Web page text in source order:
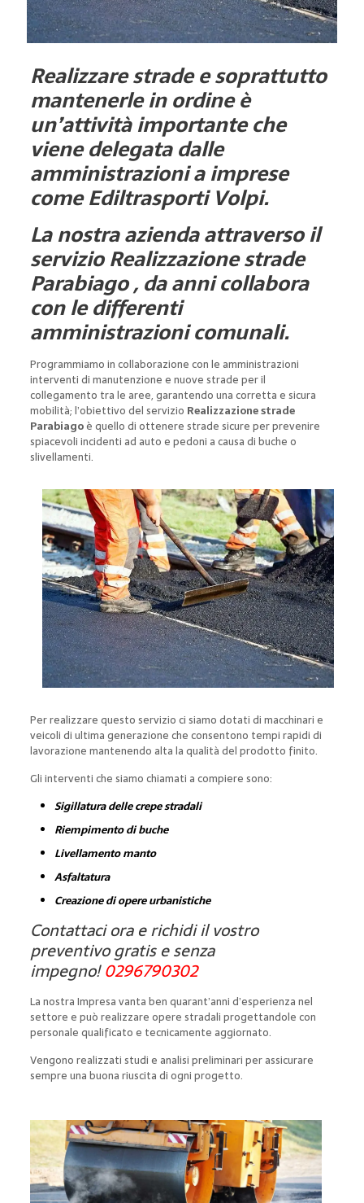
Realizzare strade e soprattutto
mantenerle in ordine è
un’attività importante che
viene delegata dalle
amministrazioni a imprese
come Ediltrasporti Volpi.
La nostra azienda attraverso il
servizio Realizzazione strade
Parabiago , da anni collabora
con le differenti
amministrazioni comunali.
Programmiamo in collaborazione con le amministrazioni
interventi di manutenzione e nuove strade per il
collegamento tra le aree, garantendo una corretta e sicura
mobilità; l’obiettivo del servizio Realizzazione strade
Parabiagoè quello di ottenere strade sicure per prevenire
spiacevoli incidenti ad auto e pedoni a causa di buche o
slivellamenti.
Per realizzare questo servizio ci siamo dotati di macchinari e
veicoli di ultima generazione che consentono tempi rapidi di
lavorazione mantenendo alta la qualità del prodotto finito.
Gli interventi che siamo chiamati a compiere sono:
Sigillatura delle crepe stradali
Riempimento di buche
Livellamento manto
Asfaltatura
Creazione di opere urbanistiche
Contattaci ora e richidi il vostro
preventivo gratis e senza
impegno!0296790302
La nostra Impresa vanta ben quarant’anni d’esperienza nel
settore e può realizzare opere stradali progettandole con
personale qualificato e tecnicamente aggiornato.
Vengono realizzati studi e analisi preliminari per assicurare
sempre una buona riuscita di ogni progetto.